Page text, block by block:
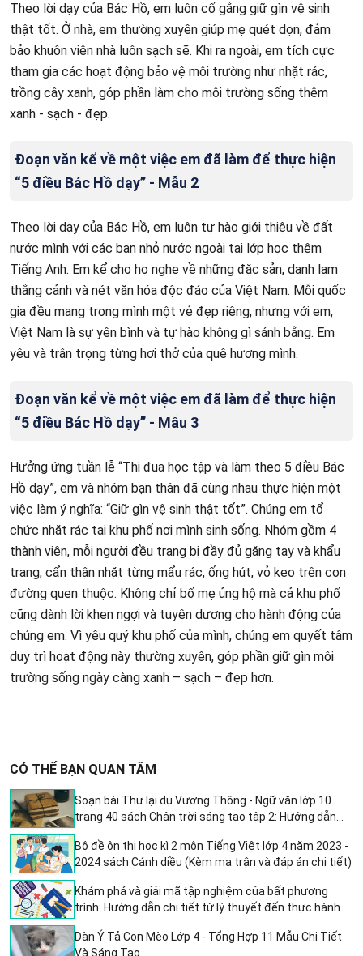
Theo lời dạy của Bác Hồ, em luôn cố gắng giữ gìn vệ sinh
thật tốt. Ở nhà, em thường xuyên giúp mẹ quét dọn, đảm
bảo khuôn viên nhà luôn sạch sẽ. Khi ra ngoài, em tích cực
tham gia các hoạt động bảo vệ môi trường như nhặt rác,
trồng cây xanh, góp phần làm cho môi trường sống thêm
xanh - sạch - đẹp.
Đoạn văn kể về một việc em đã làm để thực hiện
“5 điều Bác Hồ dạy” - Mẫu 2
Theo lời dạy của Bác Hồ, em luôn tự hào giới thiệu về đất
nước mình với các bạn nhỏ nước ngoài tại lớp học thêm
Tiếng Anh. Em kể cho họ nghe về những đặc sản, danh lam
thắng cảnh và nét văn hóa độc đáo của Việt Nam. Mỗi quốc
gia đều mang trong mình một vẻ đẹp riêng, nhưng với em,
Việt Nam là sự yên bình và tự hào không gì sánh bằng. Em
yêu và trân trọng từng hơi thở của quê hương mình.
Đoạn văn kể về một việc em đã làm để thực hiện
“5 điều Bác Hồ dạy” - Mẫu 3
Hưởng ứng tuần lễ “Thi đua học tập và làm theo 5 điều Bác
Hồ dạy”, em và nhóm bạn thân đã cùng nhau thực hiện một
việc làm ý nghĩa: “Giữ gìn vệ sinh thật tốt”. Chúng em tổ
chức nhặt rác tại khu phố nơi mình sinh sống. Nhóm gồm 4
thành viên, mỗi người đều trang bị đầy đủ găng tay và khẩu
trang, cẩn thận nhặt từng mẩu rác, ống hút, vỏ kẹo trên con
đường quen thuộc. Không chỉ bố mẹ ủng hộ mà cả khu phố
cũng dành lời khen ngợi và tuyên dương cho hành động của
chúng em. Vì yêu quý khu phố của mình, chúng em quyết tâm
duy trì hoạt động này thường xuyên, góp phần giữ gìn môi
trường sống ngày càng xanh – sạch – đẹp hơn.
CÓ THỂ BẠN QUAN TÂM
Soạn bài Thư lại dụ Vương Thông - Ngữ văn lớp 10
trang 40 sách Chân trời sáng tạo tập 2: Hướng dẫn
Bộ đề ôn thi học kì 2 môn Tiếng Việt lớp 4 năm 2023 -
2024 sách Cánh diều (Kèm ma trận và đáp án chi tiết)
Khám phá và giải mã tập nghiệm của bất phương
trình: Hướng dẫn chi tiết từ lý thuyết đến thực hành
Dàn Ý Tả Con Mèo Lớp 4 - Tổng Hợp 11 Mẫu Chi Tiết
Và Sáng Tạo